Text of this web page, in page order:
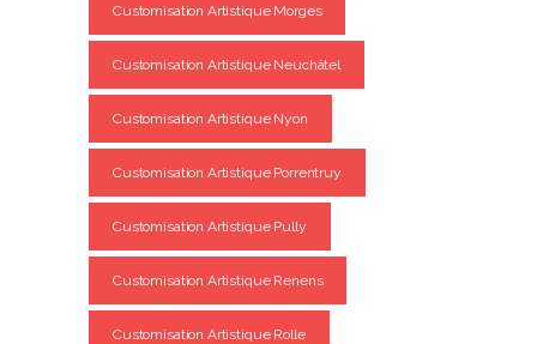
Customisation Artistique Morges
Customisation Artistique Neuchâtel
Customisation Artistique Nyon
Customisation Artistique Porrentruy
Customisation Artistique Pully
Customisation Artistique Renens
Customisation Artistique Rolle